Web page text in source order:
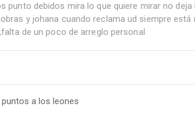
debidos mira lo que quiere mirar no
y johana cuando reclama ud siempre
de un poco de arreglo personal
a los leones